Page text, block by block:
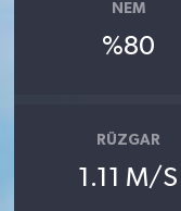
NEM
%80
RÜZGAR
1.11 M/S